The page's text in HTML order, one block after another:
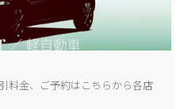
料金、ご予約はこちらから各店